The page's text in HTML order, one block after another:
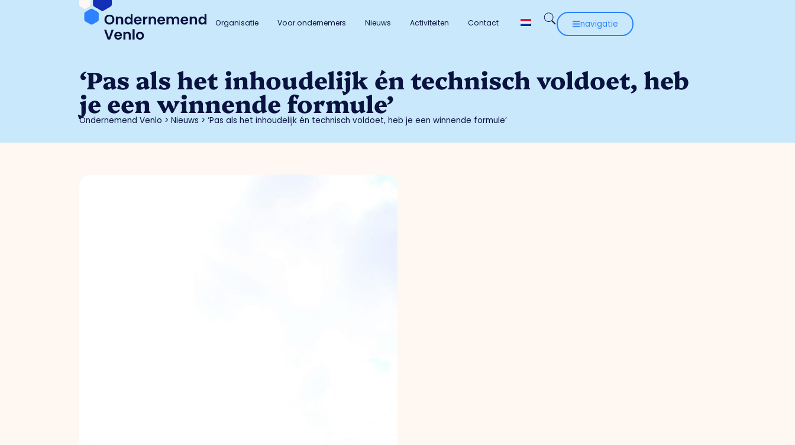
Organisatie Voor ondernemers Nieuws Activiteiten Contact navigatie
‘Pas als het inhoudelijk én technisch voldoet, heb
je een winnende formule’
Ondernemend Venlo >Nieuws >‘Pas als het inhoudelijk én technisch voldoet, heb je een winnende formule’